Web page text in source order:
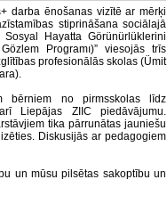
darba ēnošanas vizītē ar mērķi
stiprināšana sociālajā
Hayatta Görünürlüklerini
Programı)” viesojās trīs
profesionālās skolas (Ümit
bērniem no pirmsskolas līdz
Liepājas ZIIC piedāvājumu.
tika pārrunātas jauniešu
Diskusijās ar pedagogiem
un mūsu pilsētas sakoptību un